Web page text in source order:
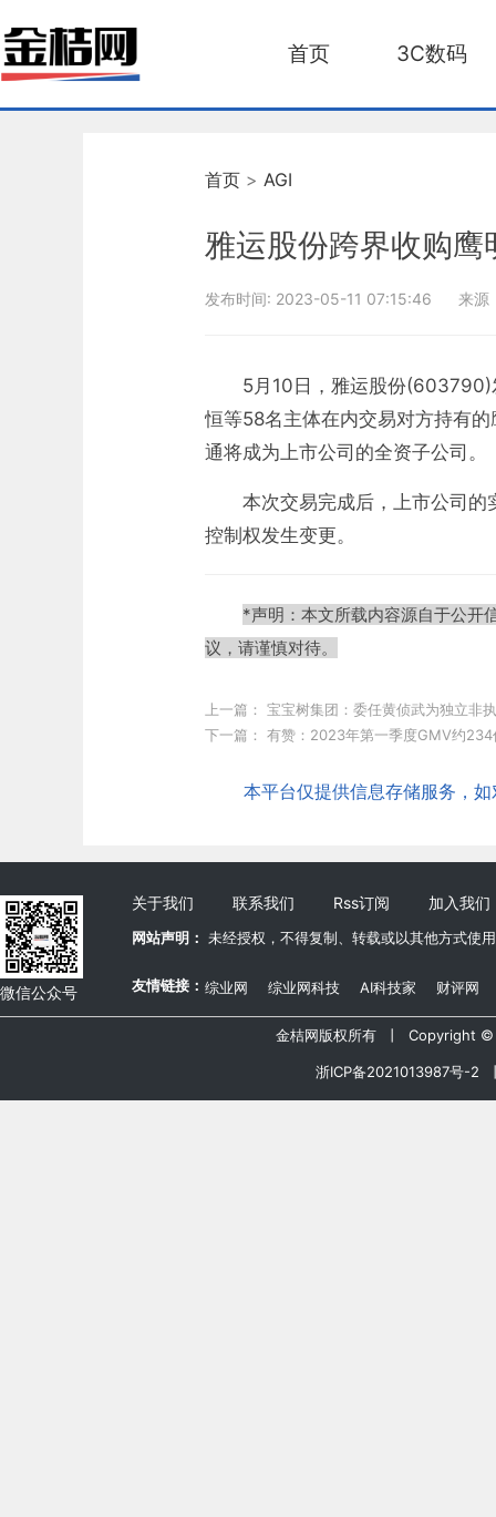
首页 3C数码
首页 > AGI
雅运股份跨界收购鹰
发布时间: 2023-05-11 07:15:46 来源
5月10日，雅运股份(603790)
恒等58名主体在内交易对方持有
通将成为上市公司的全资子公司。
本次交易完成后，上市公司
控制权发生变更。
*声明：本文所载内容源自于公开
议，请谨慎对待。
上一篇： 宝宝树集团：委任黄侦武为独立非
下一篇： 有赞：2023年第一季度GMV约
本平台仅提供信息存储服务，
微信公众号
关于我们 联系我们 Rss订阅 加入我们
网站声明： 未经授权，不得复制、转载或以其他方式使
友情链接： 综业网 综业网科技 AI科技家 财评网
金桔网版权所有 丨 Copyright ©
浙ICP备2021013987号-2